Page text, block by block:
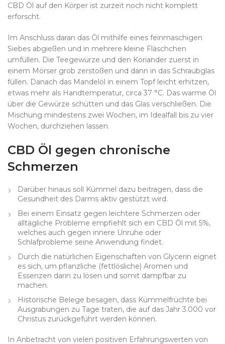
CBD Öl auf den Körper ist zurzeit noch nicht komplett
erforscht.
Im Anschluss daran das Öl mithilfe eines feinmaschigen
Siebes abgießen und in mehrere kleine Fläschchen
umfüllen. Die Teegewürze und den Koriander zuerst in
einem Mörser grob zerstoßen und dann in das Schraubglas
füllen. Danach das Mandelöl in einem Topf leicht erhitzen,
etwas mehr als Handtemperatur, circa 37 °C. Das warme Öl
über die Gewürze schütten und das Glas verschließen. Die
Mischung mindestens zwei Wochen, im Idealfall bis zu vier
Wochen, durchziehen lassen.
CBD Öl gegen chronische
Schmerzen
Darüber hinaus soll Kümmel dazu beitragen, dass die
Gesundheit des Darms aktiv gestützt wird.
Bei einem Einsatz gegen leichtere Schmerzen oder
alltägliche Probleme empfiehlt sich ein CBD Öl mit 5%,
welches auch gegen innere Unruhe oder
Schlafprobleme seine Anwendung findet.
Durch die natürlichen Eigenschaften von Glycerin eignet
es sich, um pflanzliche (fettlösliche) Aromen und
Essenzen darin zu lösen und somit dampfbar zu
machen.
Historische Belege besagen, dass Kümmelfrüchte bei
Ausgrabungen zu Tage traten, die auf das Jahr 3.000 vor
Christus zurückgeführt werden können.
In Anbetracht von vielen positiven Erfahrungswerten von